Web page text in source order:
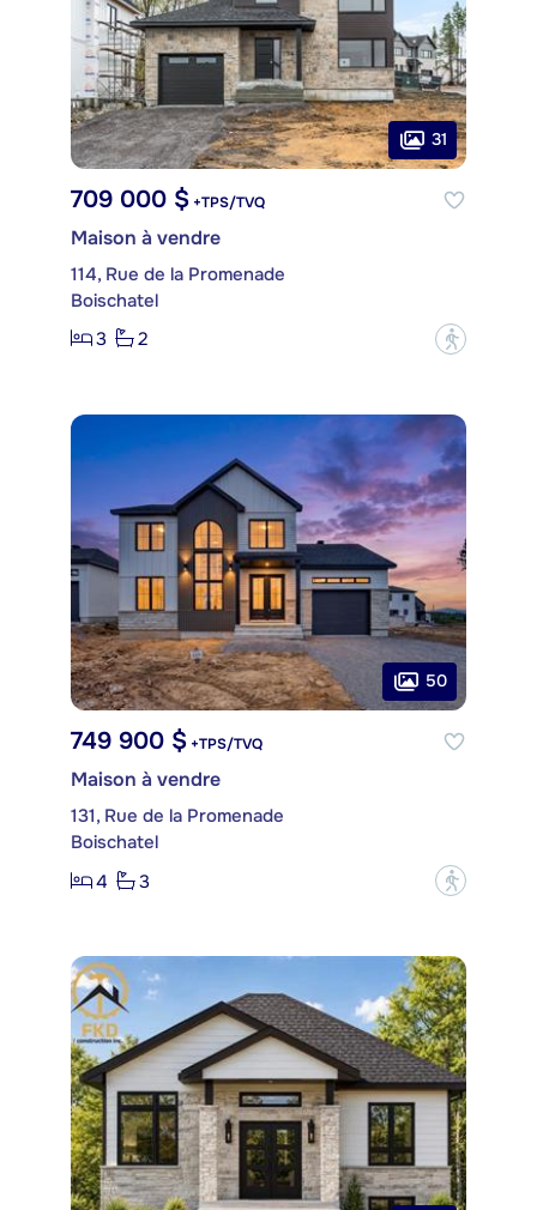
31
709 000 $ +TPS/TVQ
Maison à vendre
114, Rue de la Promenade
Boischatel
3
2 ?
50
749 900 $ +TPS/TVQ
Maison à vendre
131, Rue de la Promenade
Boischatel
4
3 ?